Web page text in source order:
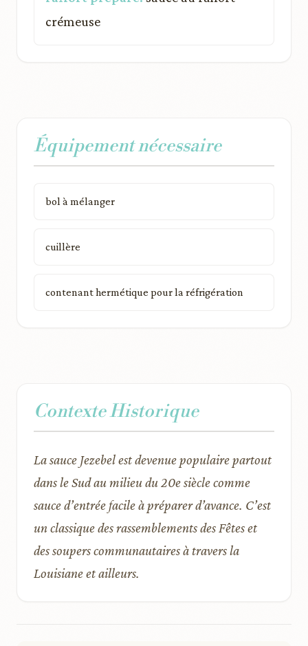
crémeuse
Équipement nécessaire
bol à mélanger
cuillère
contenant hermétique pour la réfrigération
Contexte Historique
La sauce Jezebel est devenue populaire partout
dans le Sud au milieu du 20e siècle comme
sauce d’entrée facile à préparer d’avance. C’est
un classique des rassemblements des Fêtes et
des soupers communautaires à travers la
Louisiane et ailleurs.